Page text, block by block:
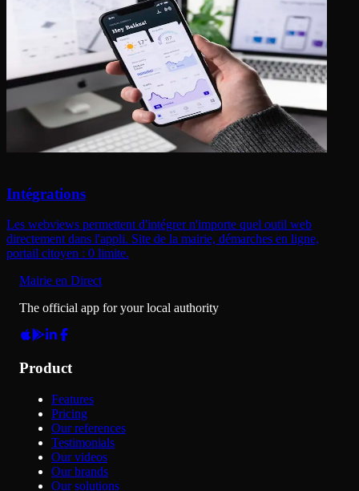
Intégrations
Les webviews permettent d'intégrer n'importe quel outil web
directement dans l'appli. Site de la mairie, démarches en ligne,
portail citoyen : 0 limite.
Mairie en Direct
The official app for your local authority
Product
Features
Pricing
Our references
Testimonials
Our videos
Our brands
Our solutions